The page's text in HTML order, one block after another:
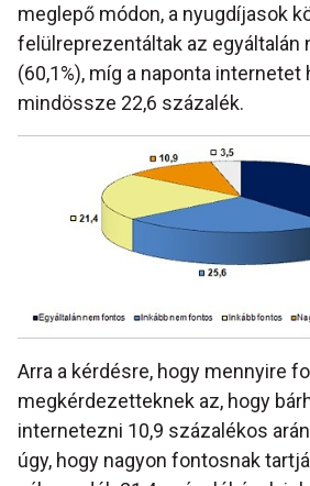
meglepő módon, a nyugdíjasok
felülreprezentáltak az egyáltalán
(60,1%), míg a naponta internetet
mindössze 22,6 százalék.
Arra a kérdésre, hogy mennyire
megkérdezetteknek az, hogy
internetezni 10,9 százalékos
úgy, hogy nagyon fontosnak